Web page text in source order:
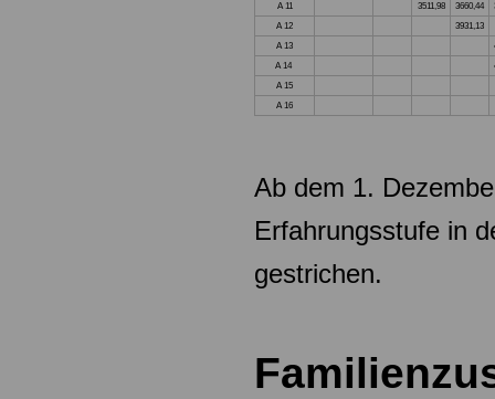
A 11
3511,98 3660,44
A 12
3931,13
A 13
A 14
A 15
A 16
Ab dem 1.
Erfahrungsstufe in
gestrichen.